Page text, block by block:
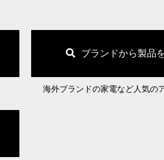
ブランドから製品
海外ブランドの家電など人気の